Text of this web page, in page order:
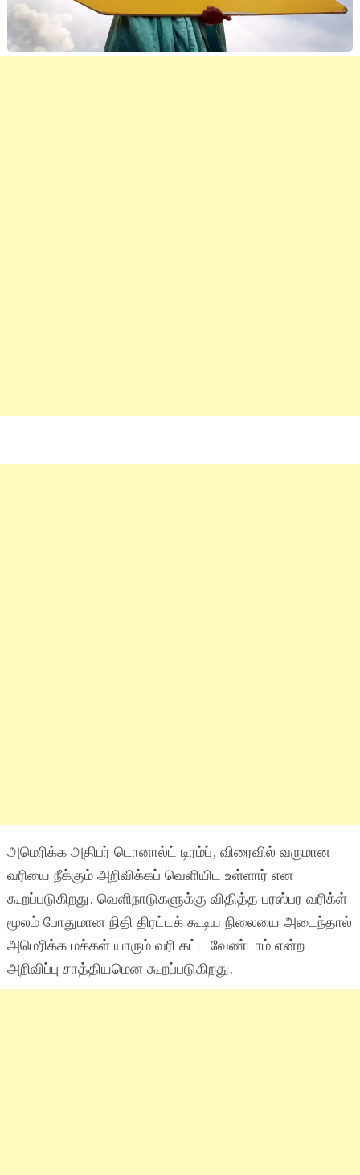
அமெரிக்க அதிபர் டொனால்ட் டிரம்ப், விரைவில் வருமான
வரியை நீக்கும் அறிவிக்கப் வெளியிட உள்ளார் என
கூறப்படுகிறது. வெளிநாடுகளுக்கு விதித்த பரஸ்பர வரிக்ள்
மூலம் போதுமான நிதி திரட்டக் கூடிய நிலையை அடைந்தால்
அமெரிக்க மக்கள் யாரும் வரி கட்ட வேண்டாம் என்ற
அறிவிப்பு சாத்தியமென கூறப்படுகிறது.